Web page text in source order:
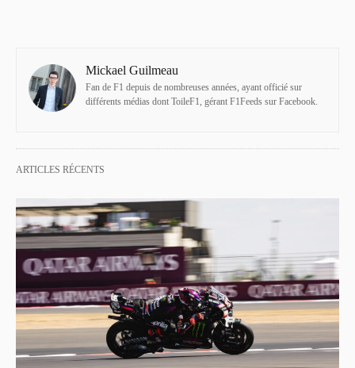
Mickael Guilmeau
Fan de F1 depuis de nombreuses années, ayant officié sur
différents médias dont ToileF1, gérant F1Feeds sur Facebook.
ARTICLES RÉCENTS